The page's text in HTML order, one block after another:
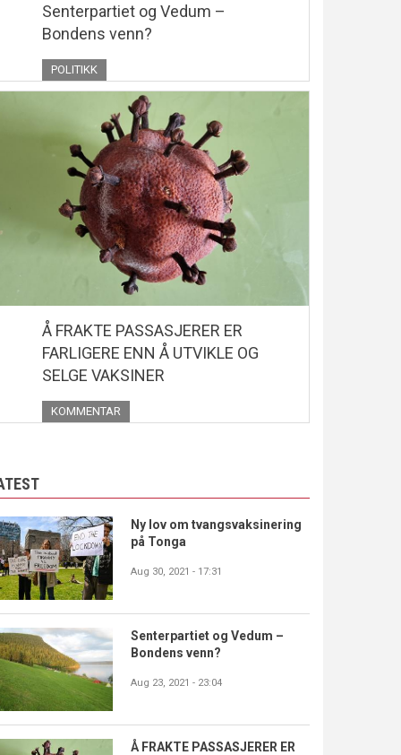
Senterpartiet og Vedum –
Bondens venn?
POLITIKK
Å FRAKTE PASSASJERER ER
FARLIGERE ENN Å UTVIKLE OG
SELGE VAKSINER
KOMMENTAR
Ny lov om tvangsvaksinering
på Tonga
Aug 30, 2021 - 17:31
Senterpartiet og Vedum –
Bondens venn?
Aug 23, 2021 - 23:04
Å FRAKTE PASSASJERER ER